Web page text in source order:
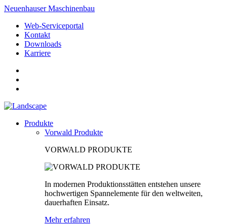
Neuenhauser Maschinenbau
Web-Serviceportal
Kontakt
Downloads
Karriere
Produkte
Vorwald Produkte
VORWALD PRODUKTE
In modernen Produktionsstätten entstehen unsere
hochwertigen Spannelemente für den weltweiten,
dauerhaften Einsatz.
Mehr erfahren